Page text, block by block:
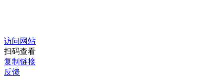
访问网站
扫码查看
复制链接
反馈